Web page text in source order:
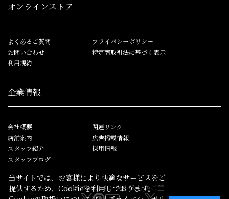
オンラインストア
よくあるご質問
お問い合わせ
利用規約
プライバシーポリシー
特定商取引法に基づく表示
企業情報
会社概要
店舗案内
スタッフ紹介
スタッフブログ
関連リンク
広告掲載情報
採用情報
シカゴレジメンタルスしかご堂
当サイトでは、お客様により快適なサービスをご
提供するため、Cookieを利用しております。